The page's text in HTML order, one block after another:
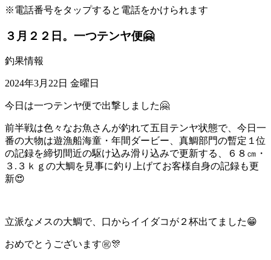
※電話番号をタップすると電話をかけられます
３月２２日。一つテンヤ便🤗
釣果情報
2024年3月22日 金曜日
今日は一つテンヤ便で出撃しました🤗
前半戦は色々なお魚さんが釣れて五目テンヤ状態で、今日一
番の大物は遊漁船海童・年間ダービー、真鯛部門の暫定１位
の記録を締切間近の駆け込み滑り込みで更新する、６８㎝・
３.３ｋｇの大鯛を見事に釣り上げてお客様自身の記録も更
新😍
立派なメスの大鯛で、口からイイダコが２杯出てました😁
おめでとうございます㊗️🎊